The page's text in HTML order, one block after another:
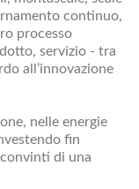
continuo,
processo
servizio - tra
all’innovazione
nelle energie
fin
di una